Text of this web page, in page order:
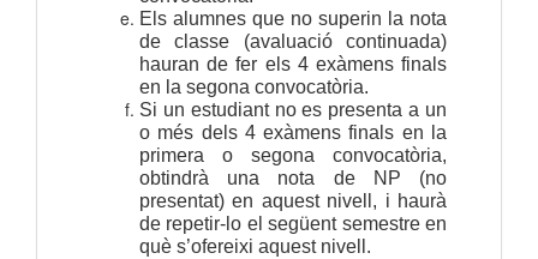
Els alumnes que no superin la nota
de classe (avaluació continuada)
hauran de fer els 4 exàmens finals
en la segona convocatòria.
Si un estudiant no es presenta a un
o més dels 4 exàmens finals en la
primera o segona convocatòria,
obtindrà una nota de NP (no
presentat) en aquest nivell, i haurà
de repetir-lo el següent semestre en
què s’ofereixi aquest nivell.